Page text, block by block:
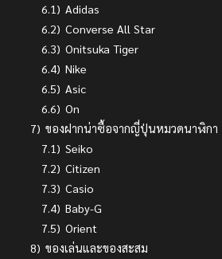
6.1) Adidas
6.2) Converse All Star
6.3) Onitsuka Tiger
6.4) Nike
6.5) Asic
6.6) On
7) ของฝากน่าซื้อจากญี่ปุ่นหมวดนาฬิกา
7.1) Seiko
7.2) Citizen
7.3) Casio
7.4) Baby-G
7.5) Orient
8) ของเล่นและของสะสม